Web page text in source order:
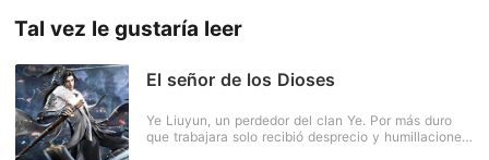
Tal vez le gustaría leer
El señor de los Dioses
Ye Liuyun, un perdedor del clan Ye. Por más duro
que trabajara solo recibió desprecio y humillaciones.